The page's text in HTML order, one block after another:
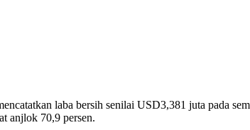
laba bersih senilai USD3,381 juta pada
anjlok 70,9 persen.